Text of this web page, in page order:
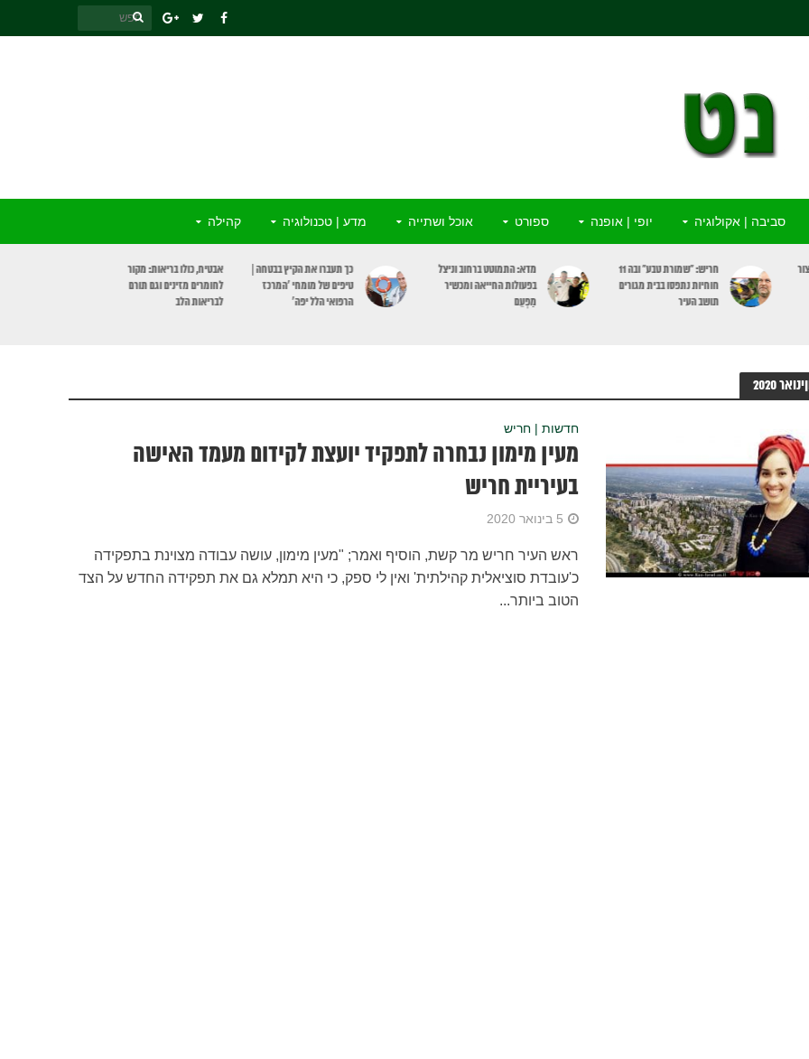
סביבה | אקולוגיה יופי | אופנה ספורט אוכל ושתייה מדע | טכנולוגיה קהילה
חריש: “שמורת טבע” ובה 11
חוחיות נתפסו בבית מגורים
תושב העיר
מדא: התמוטט ברחוב וניצל
בפעולות החייאה ומכשיר
מַפְעֵם
כך תעברו את הקיץ בבטחה |
טיפים של מומחי ‘המרכז
הרפואי הלל יפה’
אבטיח, כולו בריאות: מקור
לחומרים מזינים וגם תורם
לבריאות הלב
2020
חדשות | חריש
מעין מימון נבחרה לתפקיד יועצת לקידום מעמד האישה
בעיריית חריש
5 בינואר 2020
ראש העיר חריש מר קשת, הוסיף ואמר; "מעין מימון, עושה עבודה מצוינת בתפקידה
כ'עובדת סוציאלית קהילתית' ואין לי ספק, כי היא תמלא גם את תפקידה החדש על הצד
הטוב ביותר...